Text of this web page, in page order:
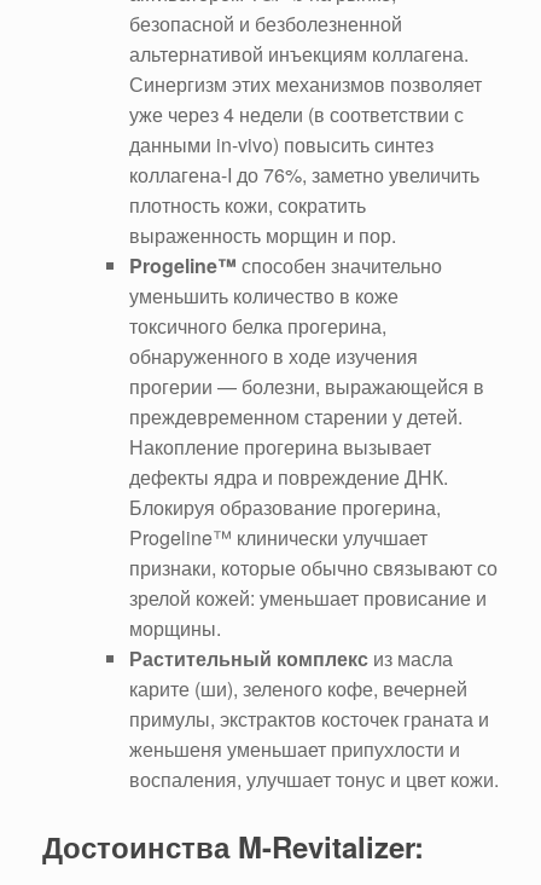
безопасной и безболезненной
альтернативой инъекциям коллагена.
Синергизм этих механизмов позволяет
уже через 4 недели (в соответствии с
данными in-vivo) повысить синтез
коллагена-I до 76%, заметно увеличить
плотность кожи, сократить
выраженность морщин и пор.
Progeline™ способен значительно
уменьшить количество в коже
токсичного белка прогерина,
обнаруженного в ходе изучения
прогерии — болезни, выражающейся в
преждевременном старении у детей.
Накопление прогерина вызывает
дефекты ядра и повреждение ДНК.
Блокируя образование прогерина,
Progeline™ клинически улучшает
признаки, которые обычно связывают со
зрелой кожей: уменьшает провисание и
морщины.
Растительный комплекс из масла
карите (ши), зеленого кофе, вечерней
примулы, экстрактов косточек граната и
женьшеня уменьшает припухлости и
воспаления, улучшает тонус и цвет кожи.
Достоинства M-Revitalizer: